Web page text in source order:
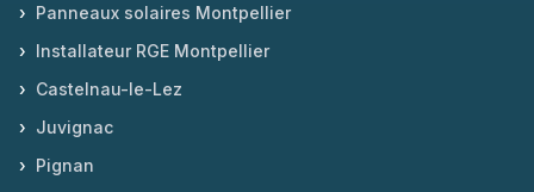
› Panneaux solaires Montpellier
› Installateur RGE Montpellier
› Castelnau-le-Lez
› Juvignac
› Pignan